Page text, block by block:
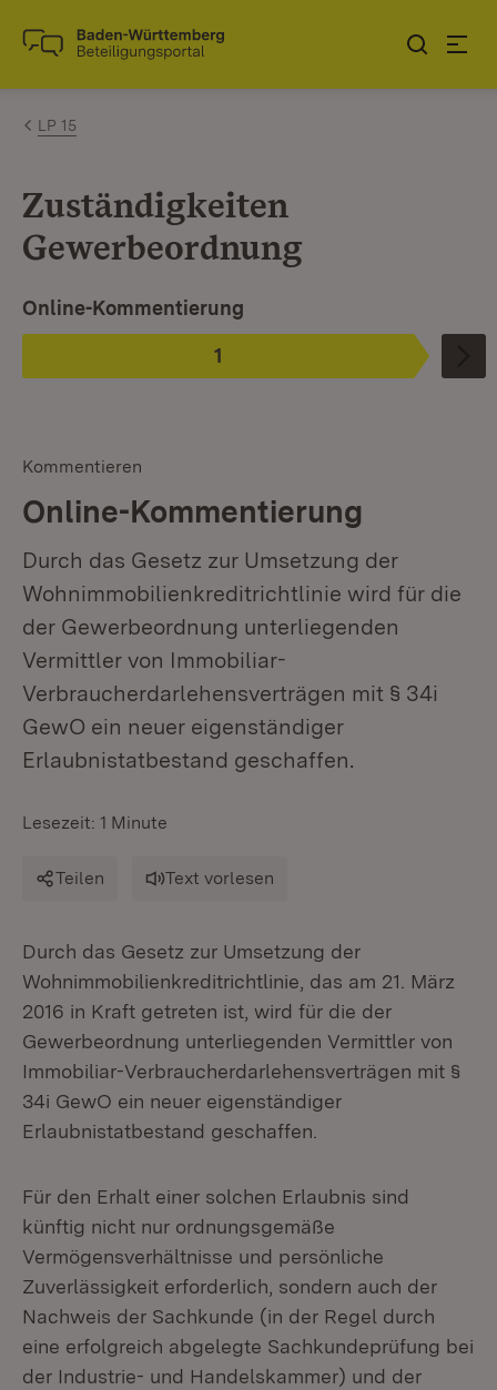
Zum Inhalt springen
Link zur Startseite
LP 15
Zuständigkeiten
Gewerbeordnung
Phase
1
:
Ist ausgewählt.
Online-Kommentierung
Kommentieren
Online-Kommentierung
Durch das Gesetz zur Umsetzung der
Wohnimmobilienkreditrichtlinie wird für die
der Gewerbeordnung unterliegenden
Vermittler von Immobiliar-
Verbraucherdarlehensverträgen mit § 34i
GewO ein neuer eigenständiger
Erlaubnistatbestand geschaffen.
Lesezeit: 1 Minute
Teilen Text vorlesen
Durch das Gesetz zur Umsetzung der
Wohnimmobilienkreditrichtlinie, das am 21. März
2016 in Kraft getreten ist, wird für die der
Gewerbeordnung unterliegenden Vermittler von
Immobiliar-Verbraucherdarlehensverträgen mit §
34i GewO ein neuer eigenständiger
Erlaubnistatbestand geschaffen.
Für den Erhalt einer solchen Erlaubnis sind
künftig nicht nur ordnungsgemäße
Vermögensverhältnisse und persönliche
Zuverlässigkeit erforderlich, sondern auch der
Nachweis der Sachkunde (in der Regel durch
eine erfolgreich abgelegte Sachkundeprüfung bei
der Industrie- und Handelskammer) und der